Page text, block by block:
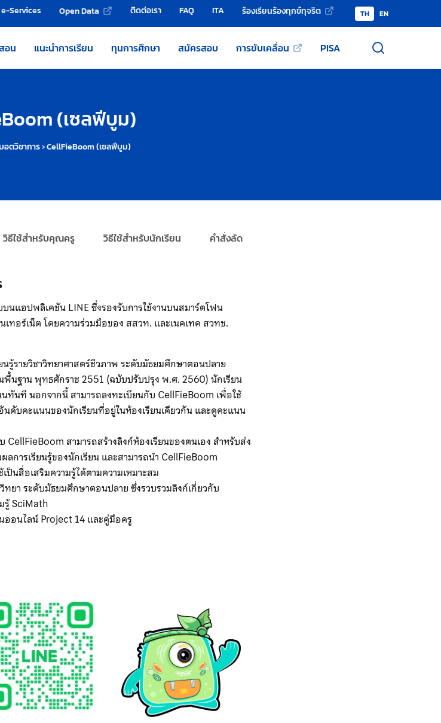
e-Services Open Data ติดต่อเรา FAQ ITA ร้องเรียนร้องทุกข์ทุจริต TH EN
อน แนะนำการเรียน ทุนการศึกษา สมัครสอบ การขับเคลื่อน PISA
(เซลฟีบูม)
อตวิชาการ›CellFieBoom (เซลฟีบูม)
วิธีใช้สำหรับคุณครู วิธีใช้สำหรับนักเรียน คำสั่งลัด
แอปพลิเคชัน LINE ซึ่งรองรับการใช้งานบนสมาร์ตโฟน
ทอร์เน็ต โดยความร่วมมือของ สสวท. และเนคเทค สวทช.
นรู้รายวิชาวิทยาศาสตร์ชีวภาพ ระดับมัธยมศึกษาตอนปลาย
นฐาน พุทธศักราช 2551 (ฉบับปรับปรุง พ.ศ. 2560) นักเรียน
นที นอกจากนี้ สามารถลงทะเบียนกับ CellFieBoom เพื่อใช้
ดับคะแนนของนักเรียนที่อยู่ในห้องเรียนเดียวกัน และดูคะแนน
CellFieBoom สามารถสร้างลิงก์ห้องเรียนของตนเอง สำหรับส่ง
ลการเรียนรู้ของนักเรียน และสามารถนำ CellFieBoom
ป็นสื่อเสริมความรู้ได้ตามความเหมาะสม
ทยา ระดับมัธยมศึกษาตอนปลาย ซึ่งรวบรวมลิงก์เกี่ยวกับ
รู้ SciMath
ออนไลน์ Project 14 และคู่มือครู